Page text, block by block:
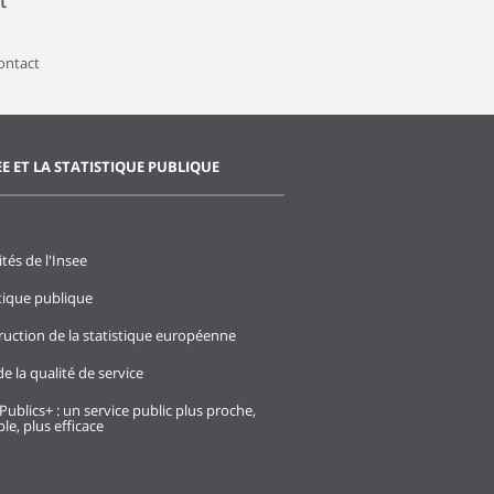
ET LA STATISTIQUE PUBLIQUE
de l'Insee
publique
de la statistique européenne
la qualité de service
: un service public plus proche,
plus efficace